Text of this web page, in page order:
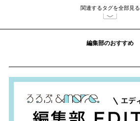
関連するタグを全部見る
編集部のおすすめ